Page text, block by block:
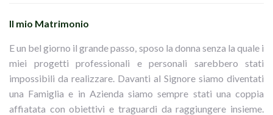
Il mio Matrimonio
E un bel giorno il grande passo, sposo la donna senza la quale i
miei progetti professionali e personali sarebbero stati
impossibili da realizzare. Davanti al Signore siamo diventati
una Famiglia e in Azienda siamo sempre stati una coppia
affiatata con obiettivi e traguardi da raggiungere insieme.